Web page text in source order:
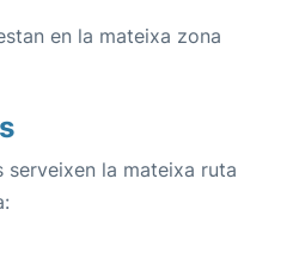
en la mateixa zona
serveixen la mateixa ruta